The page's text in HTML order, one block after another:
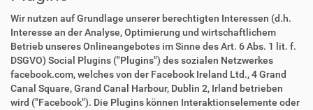
Wir nutzen auf Grundlage unserer berechtigten Interessen (d.h.
Interesse an der Analyse, Optimierung und wirtschaftlichem
Betrieb unseres Onlineangebotes im Sinne des Art. 6 Abs. 1 lit. f.
DSGVO) Social Plugins ("Plugins") des sozialen Netzwerkes
facebook.com, welches von der Facebook Ireland Ltd., 4 Grand
Canal Square, Grand Canal Harbour, Dublin 2, Irland betrieben
wird ("Facebook"). Die Plugins können Interaktionselemente oder